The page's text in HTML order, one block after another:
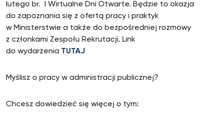
lutego br. I Wirtualne Dni Otwarte. Będzie to okazja
do zapoznania się z ofertą pracy i praktyk
w Ministerstwie a także do bezpośredniej rozmowy
z członkami Zespołu Rekrutacji. Link
do wydarzenia TUTAJ
Myślisz o pracy w administracji publicznej?
Chcesz dowiedzieć się więcej o tym: